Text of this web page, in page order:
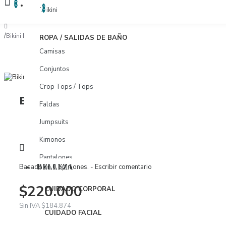
COMPARAR
0
Trikini
ROPA / SALIDAS DE BAÑO
Camisas
Conjuntos
Crop Tops / Tops
Faldas
Jumpsuits
Kimonos
Pantalones
Shorts
Tunicas
BELLEZA
CUIDADO CORPORAL
CUIDADO FACIAL
0
Bikini Dorado Davura
Bikini Dorado Davura
Marca:Tavua Di Palma
Basado en 0 opiniones. - Escribir comentario
$220.000
Sin IVA $184.874